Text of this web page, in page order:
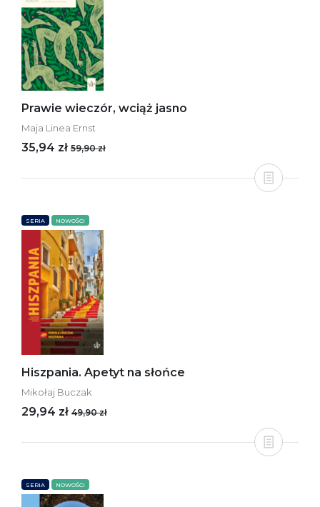
Prawie wieczór, wciąż jasno
Maja Linea Ernst
35,94 zł 59,90 zł
SERIA NOWOŚCI
Hiszpania. Apetyt na słońce
Mikołaj Buczak
29,94 zł 49,90 zł
SERIA NOWOŚCI